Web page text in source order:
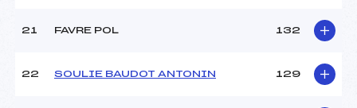
21 FAVRE POL 132
22 SOULIE BAUDOT ANTONIN 129